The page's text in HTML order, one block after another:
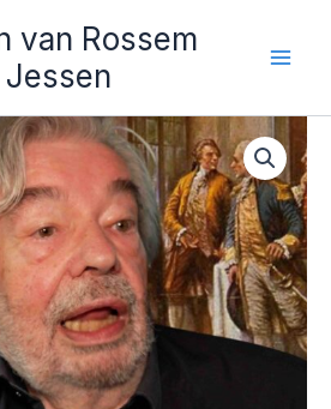
van Rossem
Jessen